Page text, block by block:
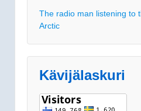
The radio man listening to
Arctic
Kävijälaskuri